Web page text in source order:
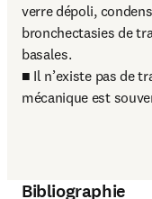
verre dépoli,
bronchectasies de
basales.
■ Il n’existe pas de
mécanique est
Bibliographie